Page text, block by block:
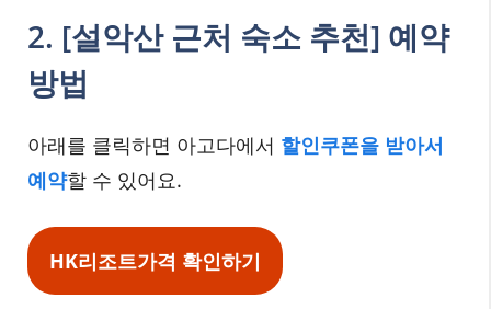
2. [설악산 근처 숙소 추천] 예약
방법
아래를 클릭하면 아고다에서 할인쿠폰을 받아서
예약할 수 있어요.
HK리조트가격 확인하기